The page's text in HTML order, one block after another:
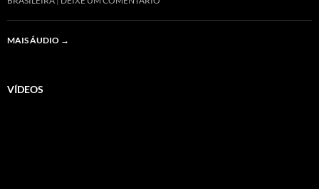
o
k
e
e
d
n
A
MAIS ÁUDIO →
VÍDEOS